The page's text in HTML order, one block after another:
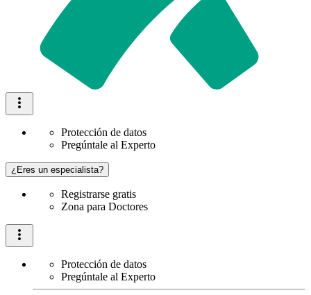
Protección de datos
Pregúntale al Experto
¿Eres un especialista?
Registrarse gratis
Zona para Doctores
Protección de datos
Pregúntale al Experto